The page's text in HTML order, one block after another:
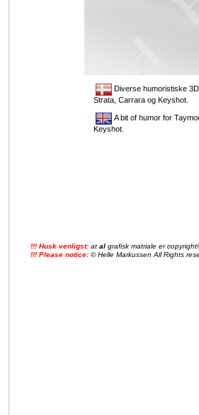
Diverse humoristiske
Strata, Carrara og Keyshot.
A bit of humor for
Keyshot.
!!! Husk venligst: at al grafisk matriale er
!!! Please notice: © Helle Markussen All Rights